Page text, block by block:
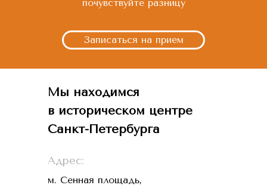
почувствуйте разницу
Записаться на прием
Адрес:
м. Сенная площадь,
Мы находимся
в историческом центре
Санкт-Петербурга